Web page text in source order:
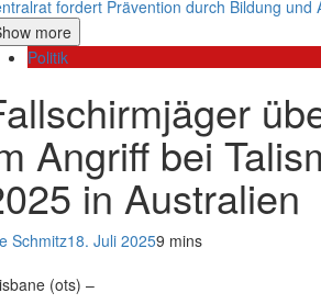
fordert Prävention durch Bildung und
more
Politik
Angriff bei
in Australien
Schmitz18. Juli 20259 mins
(ots) –